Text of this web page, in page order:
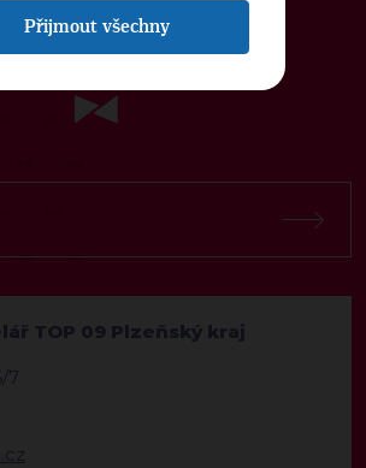
TOP 09 Plzeňský kraj
7
Přijmout všechny